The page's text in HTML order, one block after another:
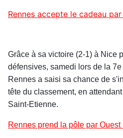
Rennes accepte le cadeau
Grâce à sa victoire (2-1) à Nice
défensives, samedi lors de la
Rennes a saisi sa chance de
tête du classement, en
Saint-Etienne.
Rennes prend la pôle par Ouest